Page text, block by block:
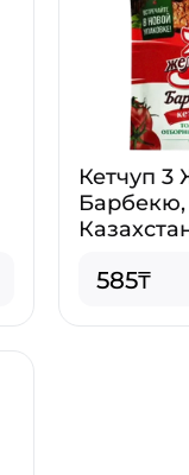
Кетчуп 3
Барбекю,
585₸